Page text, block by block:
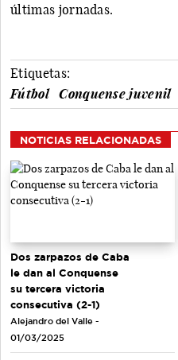
últimas jornadas.
Etiquetas:
Fútbol
Conquense juvenil
NOTICIAS RELACIONADAS
Dos zarpazos de Caba
le dan al Conquense
su tercera victoria
consecutiva (2-1)
Alejandro del Valle -
01/03/2025